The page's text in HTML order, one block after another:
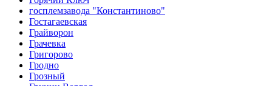
госплемзавода "Константиново"
Гостагаевская
Грайворон
Грачевка
Григорово
Гродно
Грозный